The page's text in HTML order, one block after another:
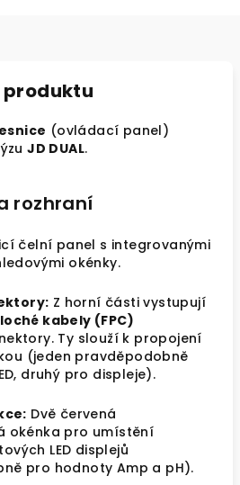
(ovládací panel)
JD DUAL.
rozhraní
čelní panel s integrovanými
okénky.
Z horní části vystupují
kabely (FPC)
Ty slouží k propojení
(jeden pravděpodobně
druhý pro displeje).
Dvě červená
okénka pro umístění
LED displejů
pro hodnoty Amp a pH).